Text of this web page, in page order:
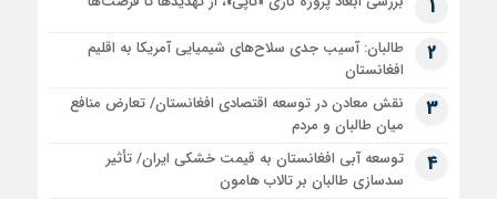
1
2
طالبان: آسیب جدی سلاح‌های شیمیایی آمریکا به اقلیم
افغانستان
3
نقش معادن در توسعه اقتصادی افغانستان/ تعارض منافع
میان طالبان و مردم
4
توسعه آبی افغانستان به قیمت خشکی ایران/ تأثیر
سدسازی طالبان بر تالاب هامون